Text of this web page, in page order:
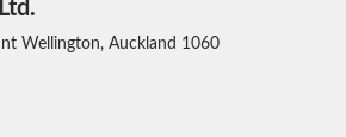
Wellington, Auckland 1060